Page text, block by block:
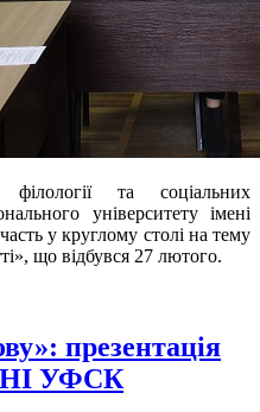
та соціальних
університету імені
у круглому столі на тему
що відбувся 27 лютого.
презентація
УФСК